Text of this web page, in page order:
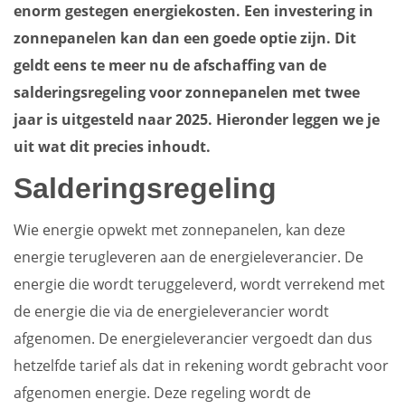
enorm gestegen energiekosten. Een investering in
zonnepanelen kan dan een goede optie zijn. Dit
geldt eens te meer nu de afschaffing van de
salderingsregeling voor zonnepanelen met twee
jaar is uitgesteld naar 2025. Hieronder leggen we je
uit wat dit precies inhoudt.
Salderingsregeling
Wie energie opwekt met zonnepanelen, kan deze
energie terugleveren aan de energieleverancier. De
energie die wordt teruggeleverd, wordt verrekend met
de energie die via de energieleverancier wordt
afgenomen. De energieleverancier vergoedt dan dus
hetzelfde tarief als dat in rekening wordt gebracht voor
afgenomen energie. Deze regeling wordt de